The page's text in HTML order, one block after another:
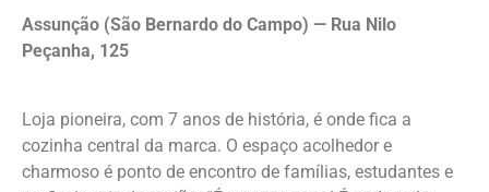
Assunção (São Bernardo do Campo) — Rua Nilo
Peçanha, 125
Loja pioneira, com 7 anos de história, é onde fica a
cozinha central da marca. O espaço acolhedor e
charmoso é ponto de encontro de famílias, estudantes e